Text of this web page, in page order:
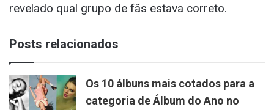
revelado qual grupo de fãs estava correto.
Posts relacionados
Os 10 álbuns mais cotados para a
categoria de Álbum do Ano no